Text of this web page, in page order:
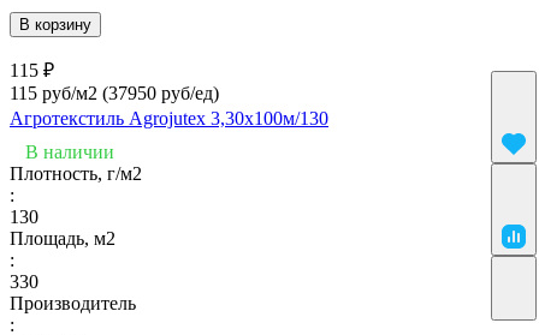
В корзину
115 ₽
115 руб/м2 (37950 руб/eд)
Агротекстиль Agrojutex 3,30х100м/130
В наличии
Плотность, г/м2
:
130
Площадь, м2
:
330
Производитель
: